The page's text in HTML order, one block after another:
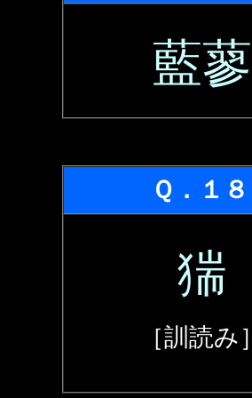
藍蓼
Ｑ．１８
猯
［訓読み］